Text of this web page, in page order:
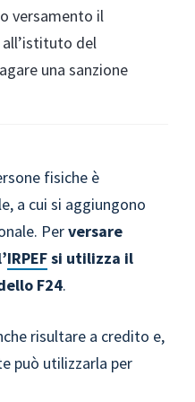
versamento il
del
una sanzione
fisiche è
a cui si aggiungono
Perversare
IRPEFsi utilizza il
F24.
risultare a credito e,
può utilizzarla per